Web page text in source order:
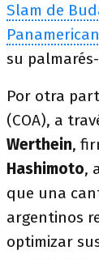
Slam de
su
Por otra
(COA), a
Werthein,
Hashimoto,
que una
argentinos
optimizar